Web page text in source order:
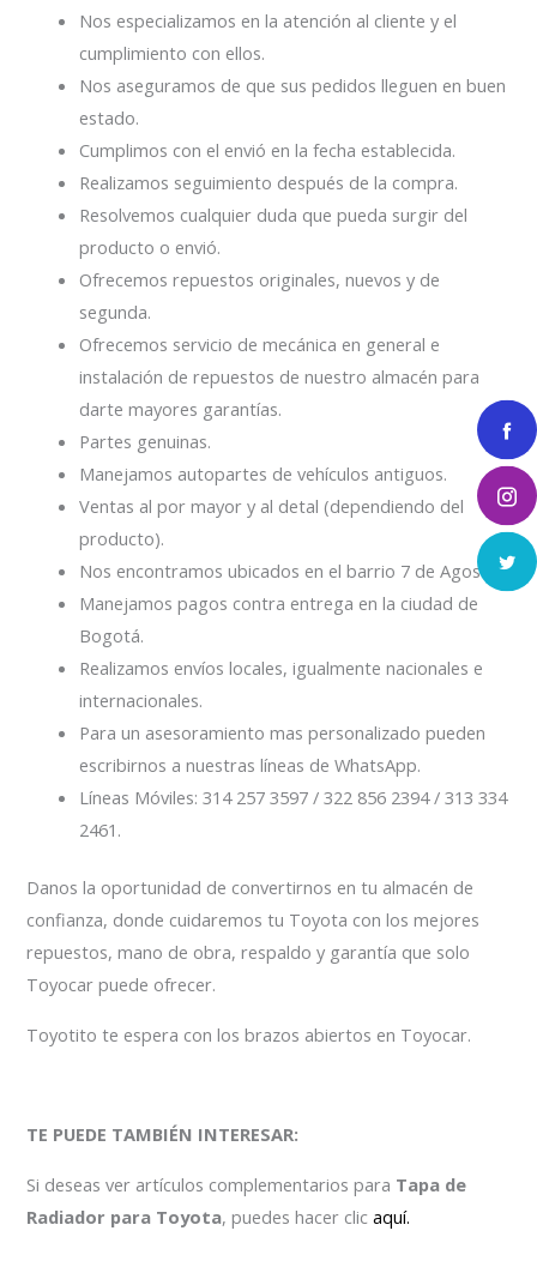
Nos especializamos en la atención al cliente y el
cumplimiento con ellos.
Nos aseguramos de que sus pedidos lleguen en buen
estado.
Cumplimos con el envió en la fecha establecida.
Realizamos seguimiento después de la compra.
Resolvemos cualquier duda que pueda surgir del
producto o envió.
Ofrecemos repuestos originales, nuevos y de
segunda.
Ofrecemos servicio de mecánica en general e
instalación de repuestos de nuestro almacén para
darte mayores garantías.
Partes genuinas.
Manejamos autopartes de vehículos antiguos.
Ventas al por mayor y al detal (dependiendo del
producto).
Nos encontramos ubicados en el barrio 7 de Agosto.
Manejamos pagos contra entrega en la ciudad de
Bogotá.
Realizamos envíos locales, igualmente nacionales e
internacionales.
Para un asesoramiento mas personalizado pueden
escribirnos a nuestras líneas de WhatsApp.
Líneas Móviles: 314 257 3597 / 322 856 2394 / 313 334
2461.
Danos la oportunidad de convertirnos en tu almacén de
confianza, donde cuidaremos tu Toyota con los mejores
repuestos, mano de obra, respaldo y garantía que solo
Toyocar puede ofrecer.
Toyotito te espera con los brazos abiertos en Toyocar.
TE PUEDE TAMBIÉN INTERESAR:
Si deseas ver artículos complementarios para Tapa de
Radiador para Toyota, puedes hacer clicaquí.